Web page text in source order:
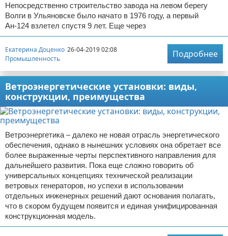
Непосредственно строительство завода на левом берегу
Волги в Ульяновске было начато в 1976 году, а первый
Ан-124 взлетел спустя 9 лет. Еще через
Екатерина Доценко 26-04-2019 02:08
Промышленность
Подробнее
Ветроэнергетические установки: виды,
конструкции, преимущества
Ветроэнергетика – далеко не новая отрасль энергетического
обеспечения, однако в нынешних условиях она обретает все
более выраженные черты перспективного направления для
дальнейшего развития. Пока еще сложно говорить об
универсальных концепциях технической реализации
ветровых генераторов, но успехи в использовании
отдельных инженерных решений дают основания полагать,
что в скором будущем появится и единая унифицированная
конструкционная модель.